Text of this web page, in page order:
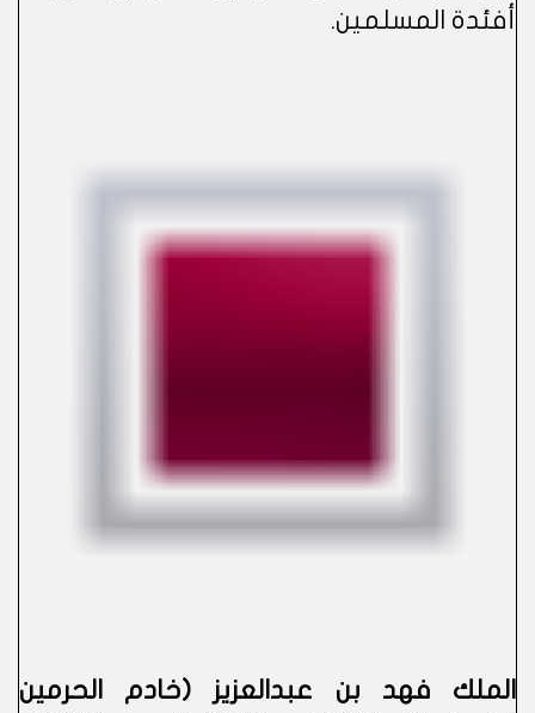
أفئدة المسلمين.
الملك فهد بن عبدالعزيز (خادم الحرمين